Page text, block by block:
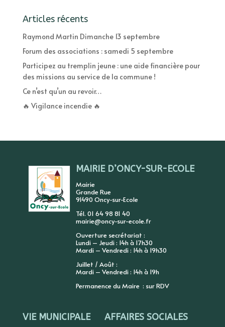
Articles récents
Raymond Martin Dimanche 13 septembre
Forum des associations : samedi 5 septembre
Participez au tremplin jeune : une aide financière pour
des missions au service de la commune !
Ce n’est qu’un au revoir…
🔥 Vigilance incendie 🔥
MAIRIE D’ONCY-SUR-ECOLE
Mairie
Grande Rue
91490 Oncy-sur-Ecole
Tél. 01 64 98 81 40
mairie@oncy-sur-ecole.fr
Ouverture secrétariat :
Lundi – Jeudi : 14h à 17h30
Mardi – Vendredi : 14h à 19h30
Juillet / Août :
Mardi – Vendredi : 14h à 19h
Permanence du Maire : sur RDV
VIE MUNICIPALE AFFAIRES SOCIALES